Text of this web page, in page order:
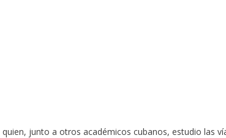
junto a otros académicos cubanos, estudio las